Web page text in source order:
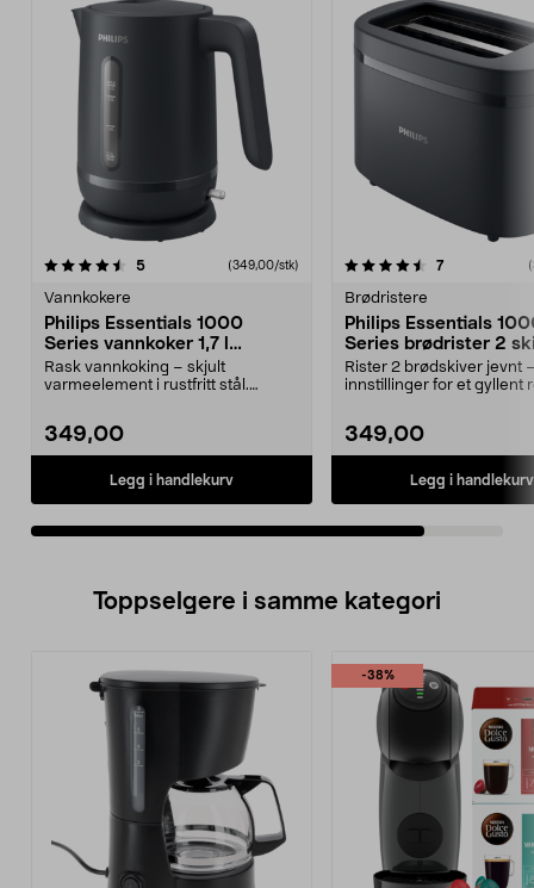
5anmeldelser (349,00/stk)
Vannkokere
Philips Essentials 1000
Series vannkoker 1,7 l
HD9314/90
Rask vannkoking – skjult
varmeelement i rustfritt stål.
349,00
Legg i handlekurv
4.5av 5 stjerner 7anmeldelser
Brødristere
Philips Essentials
Series brødrister 2
HD2510/90
Rister 2 brødskiver jevnt
innstillinger for et gyllent
349,00
Legg i handlekurv
Toppselgere i samme kategori
-38%